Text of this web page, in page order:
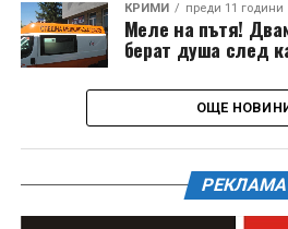
КРИМИ преди 11 години
Меле на пътя!
берат душа след
ОЩЕ
РЕКЛАМА